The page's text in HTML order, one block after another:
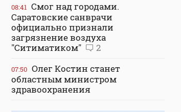
08:41 Смог над городами.
Саратовские санврачи
официально признали
загрязнение воздуха
"Ситиматиком"
2
07:50 Олег Костин станет
областным министром
здравоохранения